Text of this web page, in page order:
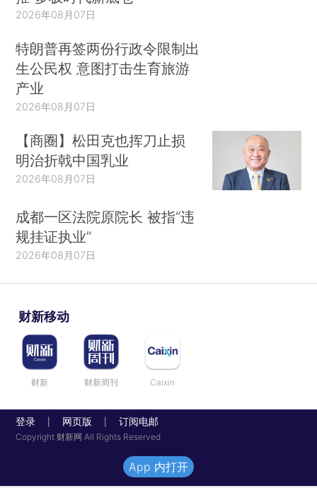
2026年08月07日
特朗普再签两份行政令限制出
生公民权 意图打击生育旅游
产业
2026年08月07日
【商圈】松田克也挥刀止损
明治折戟中国乳业
2026年08月07日
成都一区法院原院长 被指“违
规挂证执业”
2026年08月07日
财新移动
财新 财新周刊 Caixin
登录 网页版 订阅电邮
Copyright 财新网 All Rights Reserved
App 内打开